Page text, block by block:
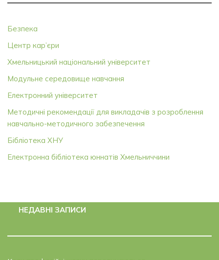
Безпека
Центр кар’єри
Хмельницький національний університет
Модульне середовище навчання
Електронний університет
Методичні рекомендації для викладачів з розроблення
навчально-методичного забезпечення
Бібліотека ХНУ
Електронна бібліотека юннатів Хмельниччини
НЕДАВНІ ЗАПИСИ